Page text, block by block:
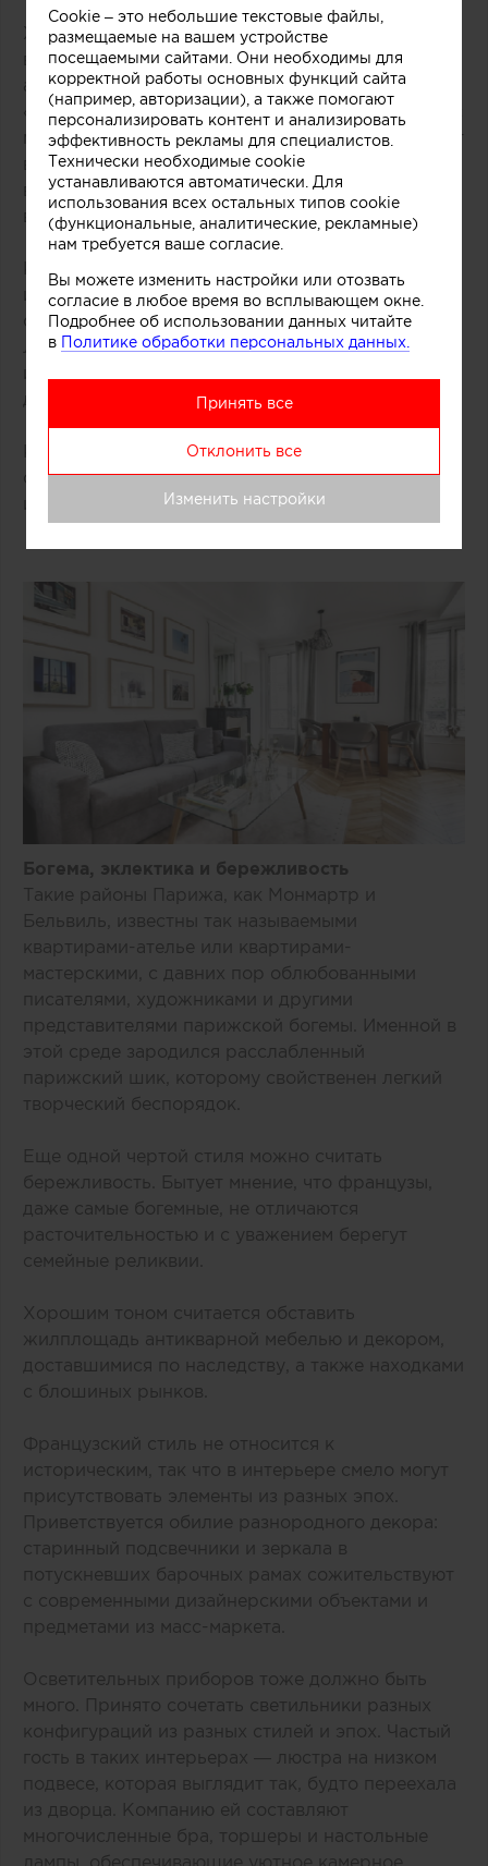
Характерная цветовая гамма всегда светлая, как
в стиле прованс, контрасты и яркие цветовые
акценты встречаются редко. Распространенные
«‎парижские» оттенки: белый, кремовый и кофе с
молоком. Такая цветовая схема хорошо работает
вместе с большими французскими окнами,
визуально наполняя пространство светом и
воздухом.
К другим узнаваемым элементам французского
интерьера можно отнести камин. В османских
особняках всё ещё обитают наследники эпохи
Людовика XVI — величественные мраморные
или каменные камины, отделанные чугуном и
декорированные лепными завитками.
Камин, ленина и паркет в таких пространствах
органично соседствуют с современной мебелью
и декором.
Богема, эклектика и бережливость
Такие районы Парижа, как Монмартр и
Бельвиль, известны так называемыми
квартирами-ателье или квартирами-
мастерскими, с давних пор облюбованными
писателями, художниками и другими
представителями парижской богемы. Именной в
этой среде зародился расслабленный
парижский шик, которому свойственен легкий
творческий беспорядок.
Еще одной чертой стиля можно считать
бережливость. Бытует мнение, что французы,
даже самые богемные, не отличаются
расточительностью и с уважением берегут
семейные реликвии.
Хорошим тоном считается обставить
жилплощадь антикварной мебелью и декором,
доставшимися по наследству, а также находками
с блошиных рынков.
Французский стиль не относится к
историческим, так что в интерьере смело могут
присутствовать элементы из разных эпох.
Приветствуется обилие разнородного декора:
старинный подсвечники и зеркала в
потускневших барочных рамах сожительствуют
с современными дизайнерскими объектами и
предметами из масс-маркета.
Осветительных приборов тоже должно быть
много. Принято сочетать светильники разных
конфигураций из разных стилей и эпох. Частый
гость в таких интерьерах — люстра на низком
подвесе, которая выглядит так, будто переехала
из дворца. Компанию ей составляют
многочисленные бра, торшеры и настольные
лампы, обеспечивающие уютное камерное
Cookie – это небольшие текстовые файлы,
размещаемые на вашем устройстве
посещаемыми сайтами. Они необходимы для
корректной работы основных функций сайта
(например, авторизации), а также помогают
персонализировать контент и анализировать
эффективность рекламы для специалистов.
Технически необходимые cookie
устанавливаются автоматически. Для
использования всех остальных типов cookie
(функциональные, аналитические, рекламные)
нам требуется ваше согласие.
Вы можете изменить настройки или отозвать
согласие в любое время во всплывающем окне.
Подробнее об использовании данных читайте
в Политике обработки персональных данных.
Принять все
Отклонить все
Изменить настройки